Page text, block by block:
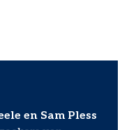
en Sam Pless